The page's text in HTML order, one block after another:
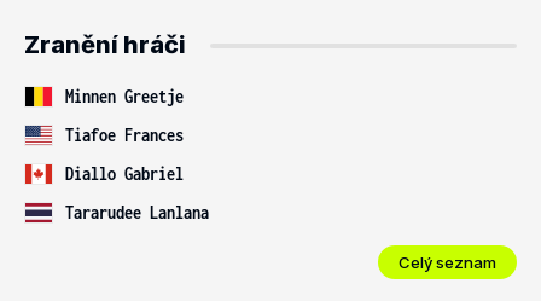
Zranění hráči
Minnen Greetje
Tiafoe Frances
Diallo Gabriel
Tararudee Lanlana
Celý seznam